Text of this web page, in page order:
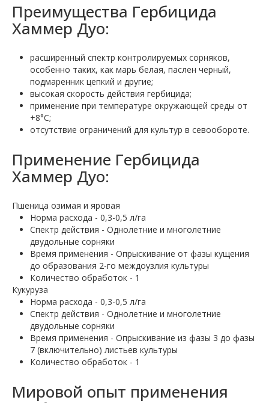
Преимущества Гербицида
Хаммер Дуо:
расширенный спектр контролируемых сорняков,
особенно таких, как марь белая, паслен черный,
подмаренник цепкий и другие;
высокая скорость действия гербицида;
применение при температуре окружающей среды от
+8°С;
отсутствие ограничений для культур в севообороте.
Применение Гербицида
Хаммер Дуо:
Пшеница озимая и яровая
Норма расхода - 0,3-0,5 л/га
Спектр действия - Однолетние и многолетние
двудольные сорняки
Время применения - Опрыскивание от фазы кущения
до образования 2-го междоузлия культуры
Количество обработок - 1
Кукуруза
Норма расхода - 0,3-0,5 л/га
Спектр действия - Однолетние и многолетние
двудольные сорняки
Время применения - Опрыскивание из фазы 3 до фазы
7 (включительно) листьев культуры
Количество обработок - 1
Мировой опыт применения